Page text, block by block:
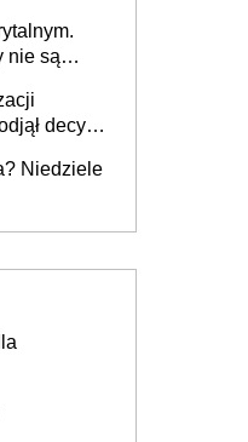
nie są
decyzję
Niedziele